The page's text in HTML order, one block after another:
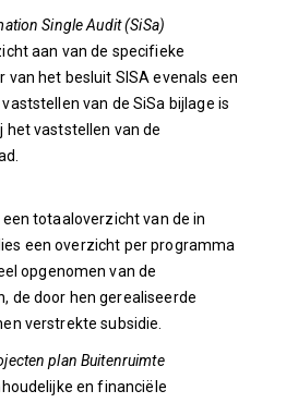
Single Audit (SiSa)
aan van de specifieke
van het besluit SISA evenals een
van de SiSa bijlage is
het vaststellen van de
totaaloverzicht van de in
een overzicht per programma
opgenomen van de
de door hen gerealiseerde
verstrekte subsidie.
plan Buitenruimte
en financiële